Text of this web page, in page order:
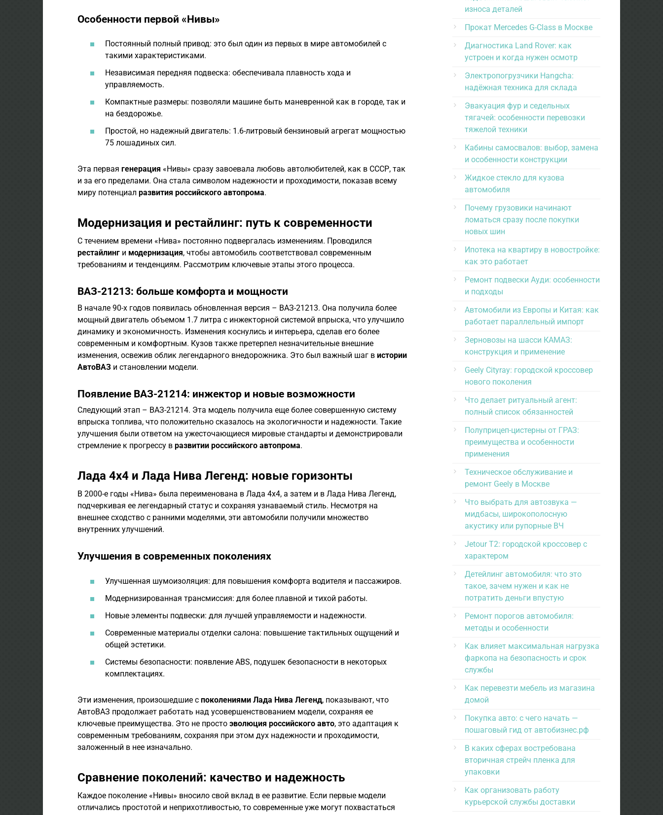
Особенности первой «Нивы»
Постоянный полный привод: это был один из первых в мире автомобилей с
такими характеристиками.
Независимая передняя подвеска: обеспечивала плавность хода и
управляемость.
Компактные размеры: позволяли машине быть маневренной как в городе, так и
на бездорожье.
Простой, но надежный двигатель: 1.6-литровый бензиновый агрегат мощностью
75 лошадиных сил.
Эта первая генерация «Нивы» сразу завоевала любовь автолюбителей, как в СССР, так
и за его пределами. Она стала символом надежности и проходимости, показав всему
миру потенциал развития российского автопрома.
Модернизация и рестайлинг: путь к современности
С течением времени «Нива» постоянно подвергалась изменениям. Проводился
рестайлинг и модернизация, чтобы автомобиль соответствовал современным
требованиям и тенденциям. Рассмотрим ключевые этапы этого процесса.
ВАЗ-21213: больше комфорта и мощности
В начале 90-х годов появилась обновленная версия – ВАЗ-21213. Она получила более
мощный двигатель объемом 1.7 литра с инжекторной системой впрыска, что улучшило
динамику и экономичность. Изменения коснулись и интерьера, сделав его более
современным и комфортным. Кузов также претерпел незначительные внешние
изменения, освежив облик легендарного внедорожника. Это был важный шаг в истории
АвтоВАЗ и становлении модели.
Появление ВАЗ-21214: инжектор и новые возможности
Следующий этап – ВАЗ-21214. Эта модель получила еще более совершенную систему
впрыска топлива, что положительно сказалось на экологичности и надежности. Такие
улучшения были ответом на ужесточающиеся мировые стандарты и демонстрировали
стремление к прогрессу в развитии российского автопрома.
Лада 4х4 и Лада Нива Легенд: новые горизонты
В 2000-е годы «Нива» была переименована в Лада 4х4, а затем и в Лада Нива Легенд,
подчеркивая ее легендарный статус и сохраняя узнаваемый стиль. Несмотря на
внешнее сходство с ранними моделями, эти автомобили получили множество
внутренних улучшений.
Улучшения в современных поколениях
Улучшенная шумоизоляция: для повышения комфорта водителя и пассажиров.
Модернизированная трансмиссия: для более плавной и тихой работы.
Новые элементы подвески: для лучшей управляемости и надежности.
Современные материалы отделки салона: повышение тактильных ощущений и
общей эстетики.
Системы безопасности: появление ABS, подушек безопасности в некоторых
комплектациях.
Эти изменения, произошедшие с поколениями Лада Нива Легенд, показывают, что
АвтоВАЗ продолжает работать над усовершенствованием модели, сохраняя ее
ключевые преимущества. Это не просто эволюция российского авто, это адаптация к
современным требованиям, сохраняя при этом дух надежности и проходимости,
заложенный в нее изначально.
Сравнение поколений: качество и надежность
Каждое поколение «Нивы» вносило свой вклад в ее развитие. Если первые модели
отличались простотой и неприхотливостью, то современные уже могут похвастаться
износа деталей
Прокат Mercedes G-Class в Москве
Диагностика Land Rover: как
устроен и когда нужен осмотр
Электропогрузчики Hangcha:
надёжная техника для склада
Эвакуация фур и седельных
тягачей: особенности перевозки
тяжелой техники
Кабины самосвалов: выбор, замена
и особенности конструкции
Жидкое стекло для кузова
автомобиля
Почему грузовики начинают
ломаться сразу после покупки
новых шин
Ипотека на квартиру в новостройке:
как это работает
Ремонт подвески Ауди: особенности
и подходы
Автомобили из Европы и Китая: как
работает параллельный импорт
Зерновозы на шасси КАМАЗ:
конструкция и применение
Geely Cityray: городской кроссовер
нового поколения
Что делает ритуальный агент:
полный список обязанностей
Полуприцеп-цистерны от ГРАЗ:
преимущества и особенности
применения
Техническое обслуживание и
ремонт Geely в Москве
Что выбрать для автозвука —
мидбасы, широкополосную
акустику или рупорные ВЧ
Jetour T2: городской кроссовер с
характером
Детейлинг автомобиля: что это
такое, зачем нужен и как не
потратить деньги впустую
Ремонт порогов автомобиля:
методы и особенности
Как влияет максимальная нагрузка
фаркопа на безопасность и срок
службы
Как перевезти мебель из магазина
домой
Покупка авто: с чего начать —
пошаговый гид от автобизнес.рф
В каких сферах востребована
вторичная стрейч пленка для
упаковки
Как организовать работу
курьерской службы доставки